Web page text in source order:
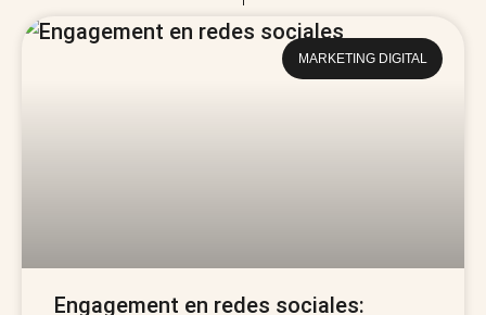
MARKETING DIGITAL
Engagement en redes sociales: